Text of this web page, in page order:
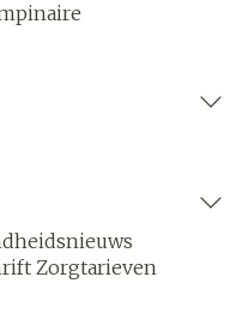
Zorgtarieven